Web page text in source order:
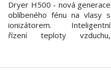
Dryer H500 - nová generace
oblíbeného fénu na vlasy s
ionizátorem. Inteligentní
řízení teploty vzduchu,
proudění studeného a